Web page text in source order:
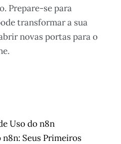
Prepare-se para
transformar a sua
novas portas para o
Uso do n8n
Seus Primeiros